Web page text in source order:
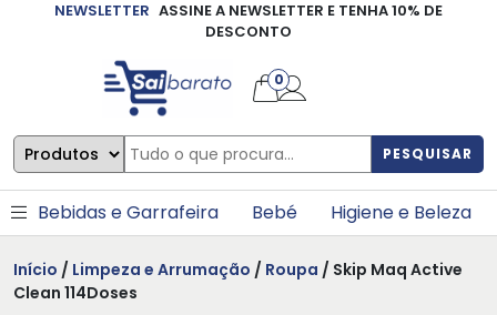
NEWSLETTER ASSINE A NEWSLETTER E TENHA 10% DE
DESCONTO
PESQUISAR
0
Bebidas e Garrafeira Bebé Higiene e Beleza
Início / Limpeza e Arrumação / Roupa / Skip Maq Active
Clean 114Doses